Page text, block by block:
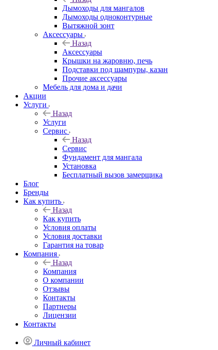
Дымоходы для мангалов
Дымоходы одноконтурные
Вытяжной зонт
Аксессуары
Назад
Аксессуары
Крышки на жаровню, печь
Подставки под шампуры, казан
Прочие аксессуары
Мебель для дома и дачи
Акции
Услуги
Назад
Услуги
Сервис
Назад
Сервис
Фундамент для мангала
Установка
Бесплатный вызов замерщика
Блог
Бренды
Как купить
Назад
Как купить
Условия оплаты
Условия доставки
Гарантия на товар
Компания
Назад
Компания
О компании
Отзывы
Контакты
Партнеры
Лицензии
Контакты
Личный кабинет